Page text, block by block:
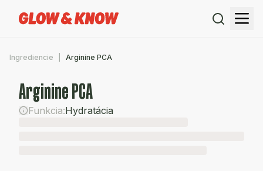
Ingrediencie Arginine PCA
Arginine PCA
Funkcia:Hydratácia